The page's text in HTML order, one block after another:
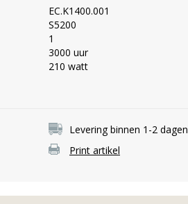
EC.K1400.001
S5200
1
3000 uur
210 watt
Levering binnen 1-2 dagen
Print artikel